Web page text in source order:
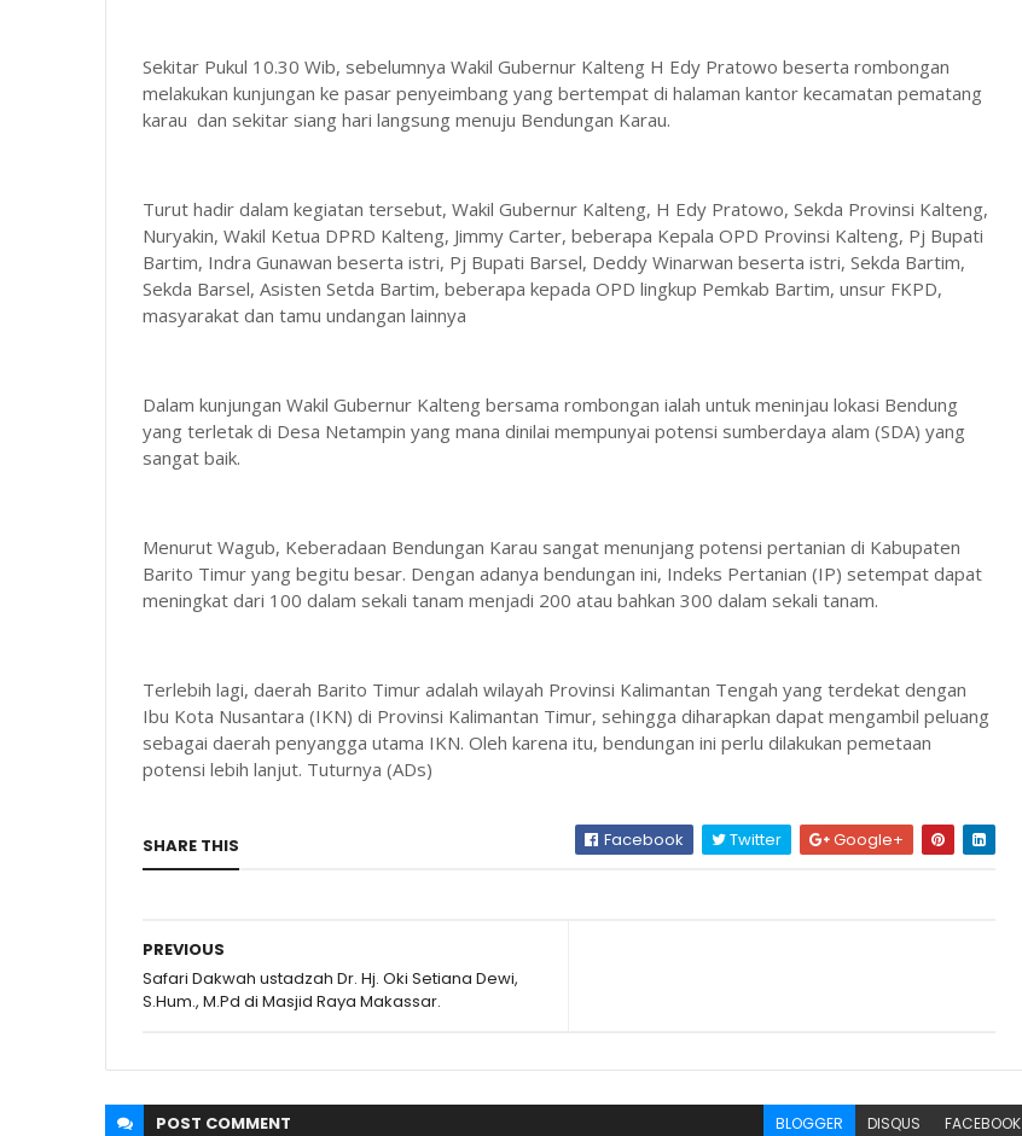
Sekitar Pukul 10.30 Wib, sebelumnya Wakil Gubernur Kalteng H Edy Pratowo beserta rombongan
melakukan kunjungan ke pasar penyeimbang yang bertempat di halaman kantor kecamatan pematang
karau dan sekitar siang hari langsung menuju Bendungan Karau.
Turut hadir dalam kegiatan tersebut, Wakil Gubernur Kalteng, H Edy Pratowo, Sekda Provinsi Kalteng,
Nuryakin, Wakil Ketua DPRD Kalteng, Jimmy Carter, beberapa Kepala OPD Provinsi Kalteng, Pj Bupati
Bartim, Indra Gunawan beserta istri, Pj Bupati Barsel, Deddy Winarwan beserta istri, Sekda Bartim,
Sekda Barsel, Asisten Setda Bartim, beberapa kepada OPD lingkup Pemkab Bartim, unsur FKPD,
masyarakat dan tamu undangan lainnya
Dalam kunjungan Wakil Gubernur Kalteng bersama rombongan ialah untuk meninjau lokasi Bendung
yang terletak di Desa Netampin yang mana dinilai mempunyai potensi sumberdaya alam (SDA) yang
sangat baik.
Menurut Wagub, Keberadaan Bendungan Karau sangat menunjang potensi pertanian di Kabupaten
Barito Timur yang begitu besar. Dengan adanya bendungan ini, Indeks Pertanian (IP) setempat dapat
meningkat dari 100 dalam sekali tanam menjadi 200 atau bahkan 300 dalam sekali tanam.
Terlebih lagi, daerah Barito Timur adalah wilayah Provinsi Kalimantan Tengah yang terdekat dengan
Ibu Kota Nusantara (IKN) di Provinsi Kalimantan Timur, sehingga diharapkan dapat mengambil peluang
sebagai daerah penyangga utama IKN. Oleh karena itu, bendungan ini perlu dilakukan pemetaan
potensi lebih lanjut. Tuturnya (ADs)
SHARE THIS Facebook Twitter Google+
PREVIOUS
Safari Dakwah ustadzah Dr. Hj. Oki Setiana Dewi,
S.Hum., M.Pd di Masjid Raya Makassar.
POST COMMENT BLOGGER DISQUS FACEBOOK